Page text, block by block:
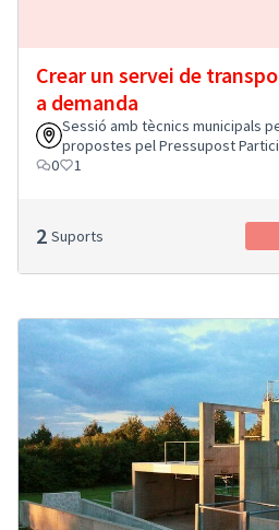
Crear un servei de
a demanda
Sessió amb tècnics municipals
propostes pel Pressupost
0
1
2 Suports